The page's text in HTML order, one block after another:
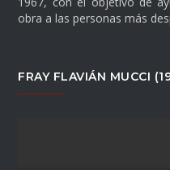
obra a las personas más
FRAY FLAVIÁN MUCCI